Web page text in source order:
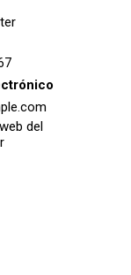
del